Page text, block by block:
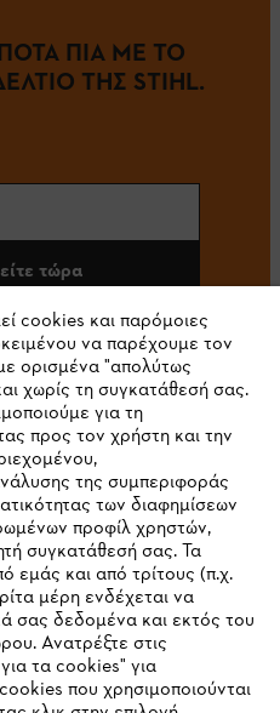
ΠΙΑ ΜΕ ΤΟ
ΤΗΣ STIHL.
τώρα
#STIHL
cookies και παρόμοιες
να παρέχουμε τον
ορισμένα "απολύτως
χωρίς τη συγκατάθεσή σας.
για τη
προς τον χρήστη και την
της συμπεριφοράς
των διαφημίσεων
προφίλ χρηστών,
συγκατάθεσή σας. Τα
εμάς και από τρίτους (π.χ.
μέρη ενδέχεται να
σας δεδομένα και εκτός του
Ανατρέξτε στις
τα cookies" για
που χρησιμοποιούνται